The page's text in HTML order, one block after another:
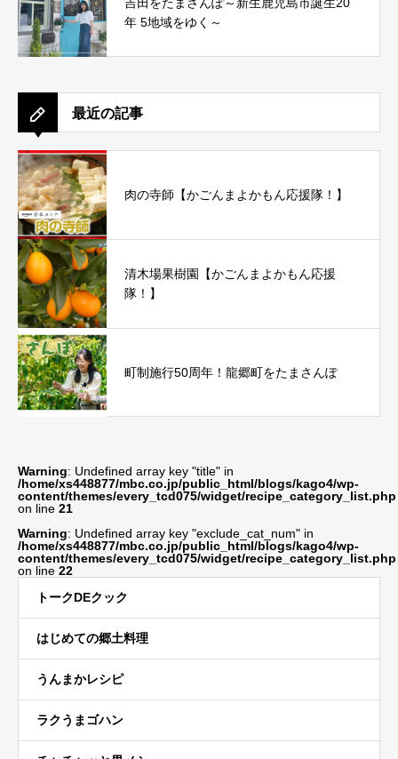
年 5地域をゆく～
最近の記事
肉の寺師【かごんまよかもん応援隊！】
清木場果樹園【かごんまよかもん応援
隊！】
町制施行50周年！龍郷町をたまさんぽ
Warning: Undefined array key "title" in
/home/xs448877/mbc.co.jp/public_html/blogs/kago4/wp-
content/themes/every_tcd075/widget/recipe_category_list.php
on line 21
Warning: Undefined array key "exclude_cat_num" in
/home/xs448877/mbc.co.jp/public_html/blogs/kago4/wp-
content/themes/every_tcd075/widget/recipe_category_list.php
on line 22
トークDEクック
はじめての郷土料理
うんまかレシピ
ラクうまゴハン